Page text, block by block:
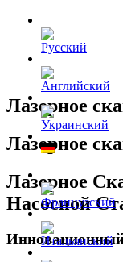
Лазерное
Лазерное
Лазерное
Насосной